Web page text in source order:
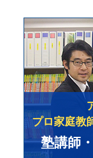
プロ家庭教
塾講師